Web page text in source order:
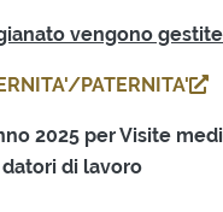
vengono
PATERNITA'
2025 per Visite
di lavoro